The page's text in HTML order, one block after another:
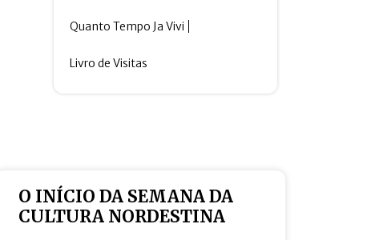
Quanto Tempo Ja Vivi
Livro de Visitas
O INÍCIO DA SEMANA DA
CULTURA NORDESTINA